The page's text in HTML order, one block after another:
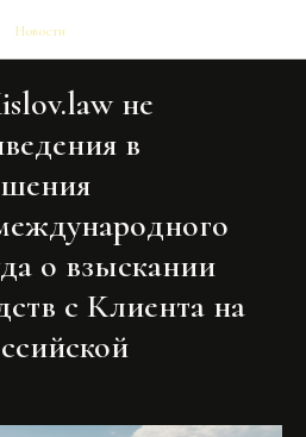
Новости
не
в
о взыскании
с Клиента на